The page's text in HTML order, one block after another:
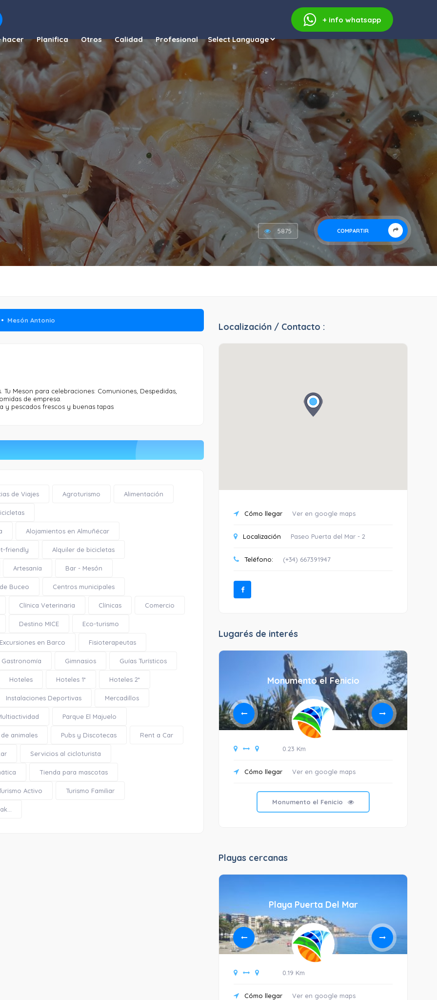
+ info whatsapp
hacer Planifica Otros Calidad Profesional
COMPARTIR
5875
Mesón Antonio
Meson para celebraciones: Comuniones, Despedidas,
de empresa.
y pescados frescos y buenas tapas
de Viajes Agroturismo Alimentación
Alojamientos en Almuñécar
friendly Alquiler de bicicletas
Artesanía Bar - Mesón
Buceo Centros municipales
Clínica Veterinaria Clínicas Comercio
Destino MICE Eco-turismo
Excursiones en Barco Fisioterapeutas
Gastronomía Gimnasios Guías Turísticos
Hoteles Hoteles 1* Hoteles 2*
Instalaciones Deportivas Mercadillos
Parque El Majuelo
animales Pubs y Discotecas Rent a Car
Servicios al cicloturista
Tienda para mascotas
Activo Turismo Familiar
Localización / Contacto :
Cómo llegar Ver en google maps
Localización Paseo Puerta del Mar - 2
Teléfono: (+34) 667391947
Lugarés de interés
Monumento al Pescador
Cómo llegar Ver en google maps
Monumento el Fenicio
0.23 Km
Cómo llegar Ver en google maps
Monumento el Fenicio
Playas cercanas
Playa Puerta Del Mar
0.19 Km
Cómo llegar Ver en google maps